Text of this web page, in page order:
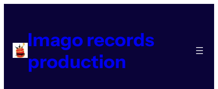
contenuImago records
production